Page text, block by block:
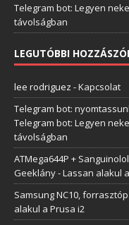
Telegram bot: Legyen
távolságban
LEGUTÓBBI
lee rodriguez -Kapcsolat
Telegram bot:
Telegram bot: Legyen
távolságban
ATMega644P +
Geeklány-Lassan alakul
Samsung NC10,
alakul a Prusa i2